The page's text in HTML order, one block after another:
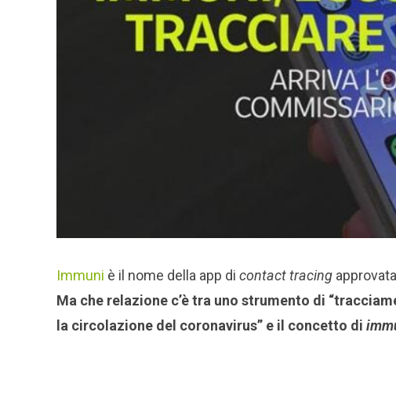
Immuni è il nome della app di contact tracing
Ma che relazione c’è tra uno strumento di
la circolazione del coronavirus” e il concetto di